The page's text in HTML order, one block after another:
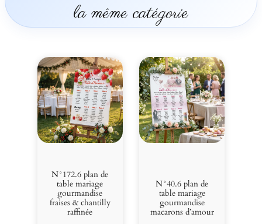
la même catégorie
N°172.6 plan de
table mariage
gourmandise
fraises & chantilly
raffinée
N°40.6 plan de
table mariage
gourmandise
macarons d’amour